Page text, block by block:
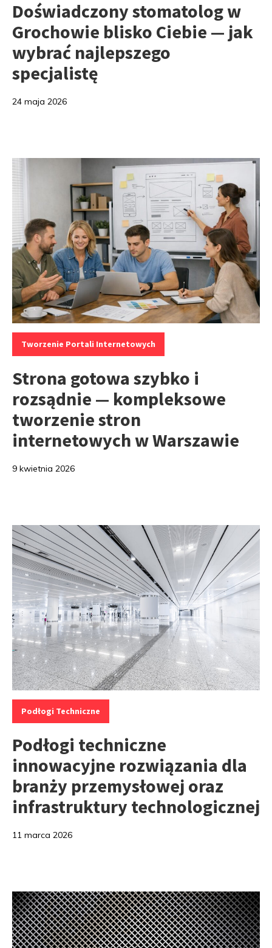
Doświadczony stomatolog w
Grochowie blisko Ciebie — jak
wybrać najlepszego
specjalistę
24 maja 2026
Kategorie:
Tworzenie Portali Internetowych
Strona gotowa szybko i
rozsądnie — kompleksowe
tworzenie stron
internetowych w Warszawie
9 kwietnia 2026
Kategorie:
Podłogi Techniczne
Podłogi techniczne
innowacyjne rozwiązania dla
branży przemysłowej oraz
infrastruktury technologicznej
11 marca 2026